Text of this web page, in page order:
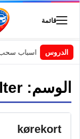
قائمة
الدروسالسويد | اسباب سحب
الوسم:
kørekort